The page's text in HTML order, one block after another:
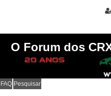
O Forum dos
FAQ Pesquisar